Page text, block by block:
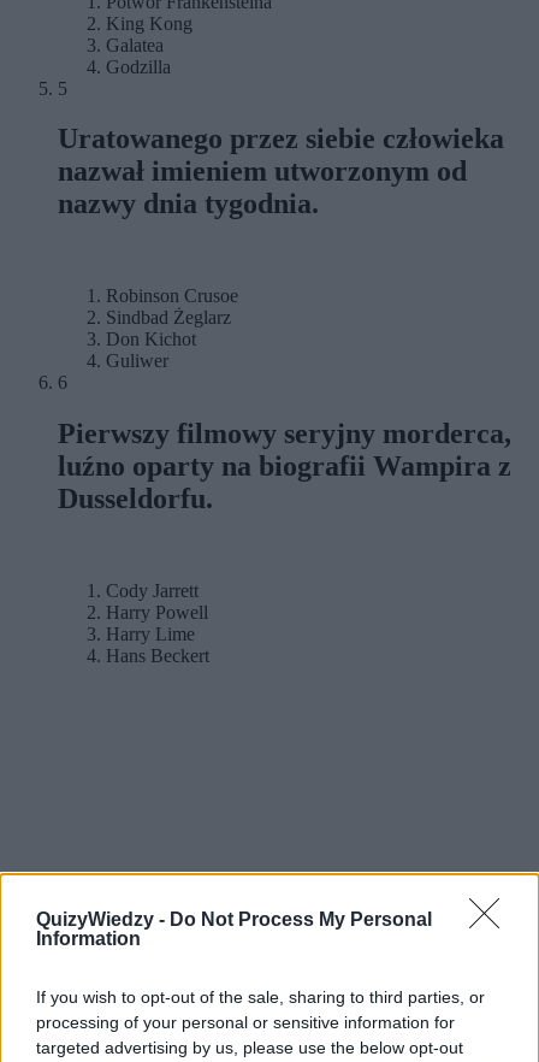
QuizyWiedzy - Do Not Process My Personal
Information
If you wish to opt-out of the sale, sharing to third parties, or
processing of your personal or sensitive information for
targeted advertising by us, please use the below opt-out
King Kong
Galatea
Godzilla
5
Uratowanego przez siebie człowieka
nazwał imieniem utworzonym od
nazwy dnia tygodnia.
Robinson Crusoe
Sindbad Żeglarz
Don Kichot
Guliwer
6
Pierwszy filmowy seryjny morderca,
luźno oparty na biografii Wampira z
Dusseldorfu.
Cody Jarrett
Harry Powell
Harry Lime
Hans Beckert